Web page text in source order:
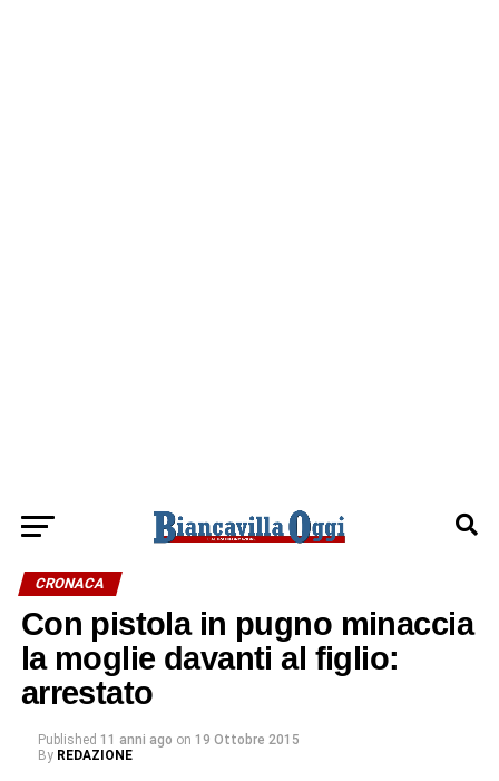
CRONACA
Con pistola in pugno minaccia
la moglie davanti al figlio:
arrestato
Published 11 anni ago on 19 Ottobre 2015
By REDAZIONE